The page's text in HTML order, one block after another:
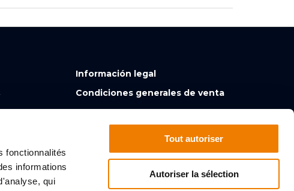
fonctionnalités
informations
qui
Tout autoriser
Autoriser la sélection
Información legal
Condiciones generales de venta